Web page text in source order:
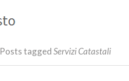
Posts taggedServizi Catastali